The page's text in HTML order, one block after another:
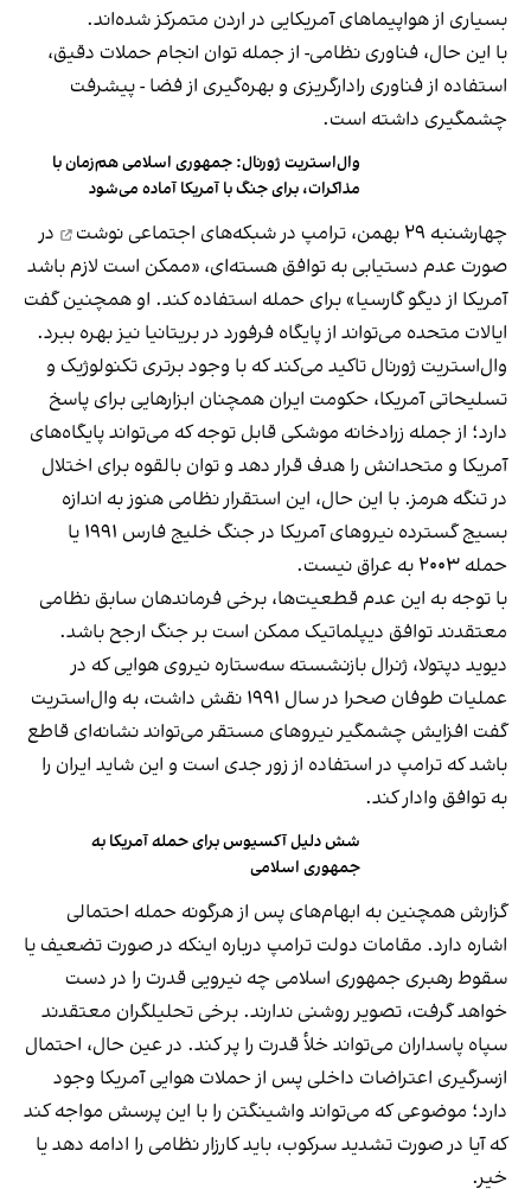
بسیاری از هواپیماهای آمریکایی در اردن متمرکز شده‌اند.
با این حال، فناوری نظامی- از جمله توان انجام حملات دقیق،
استفاده از فناوری رادارگریزی و بهره‌گیری از فضا - پیشرفت
چشمگیری داشته است.
وال‌استریت ژورنال: جمهوری اسلامی هم‌زمان با
مذاکرات، برای جنگ با آمریکا آماده می‌شود
چهارشنبه ۲۹ بهمن، ترامپ در شبکه‌های اجتماعی نوشت
در
صورت عدم دستیابی به توافق هسته‌ای، «ممکن است لازم باشد
آمریکا از دیگو گارسیا» برای حمله استفاده کند. او همچنین گفت
ایالات متحده می‌تواند از پایگاه فرفورد در بریتانیا نیز بهره ببرد.
وال‌استریت ژورنال تاکید می‌کند که با وجود برتری تکنولوژیک و
تسلیحاتی آمریکا، حکومت ایران همچنان ابزارهایی برای پاسخ
دارد؛ از جمله زرادخانه موشکی قابل توجه که می‌تواند پایگاه‌های
آمریکا و متحدانش را هدف قرار دهد و توان بالقوه برای اختلال
در تنگه هرمز. با این حال، این استقرار نظامی هنوز به اندازه
بسیج گسترده نیروهای آمریکا در جنگ خلیج فارس ۱۹۹۱ یا
حمله ۲۰۰۳ به عراق نیست.
با توجه به این عدم قطعیت‌ها، برخی فرماندهان سابق نظامی
معتقدند توافق دیپلماتیک ممکن است بر جنگ ارجح باشد.
دیوید دپتولا، ژنرال بازنشسته سه‌ستاره نیروی هوایی که در
عملیات طوفان صحرا در سال ۱۹۹۱ نقش داشت، به وال‌استریت
گفت افزایش چشمگیر نیروهای مستقر می‌تواند نشانه‌ای قاطع
باشد که ترامپ در استفاده از زور جدی است و این شاید ایران را
به توافق وادار کند.
شش دلیل آکسیوس برای حمله آمریکا به
جمهوری اسلامی
گزارش همچنین به ابهام‌های پس از هرگونه حمله احتمالی
اشاره دارد. مقامات دولت ترامپ درباره اینکه در صورت تضعیف یا
سقوط رهبری جمهوری اسلامی چه نیرویی قدرت را در دست
خواهد گرفت، تصویر روشنی ندارند. برخی تحلیلگران معتقدند
سپاه پاسداران می‌تواند خلأ قدرت را پر کند. در عین حال، احتمال
ازسرگیری اعتراضات داخلی پس از حملات هوایی آمریکا وجود
دارد؛ موضوعی که می‌تواند واشینگتن را با این پرسش مواجه کند
که آیا در صورت تشدید سرکوب، باید کارزار نظامی را ادامه دهد یا
خیر.